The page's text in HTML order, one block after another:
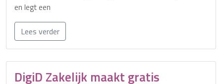
en legt een
Lees verder
DigiD Zakelijk maakt gratis